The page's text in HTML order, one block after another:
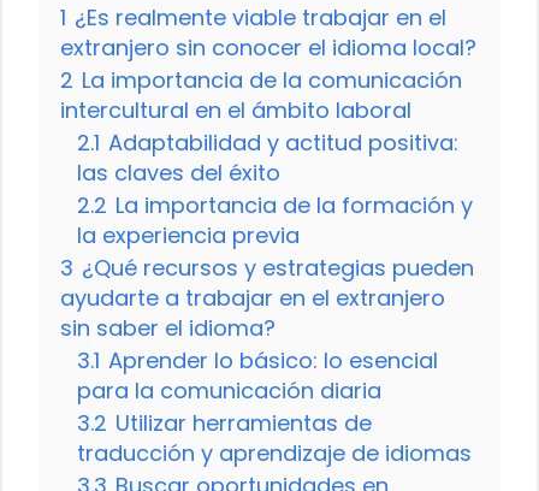
1 ¿Es realmente viable trabajar en el
extranjero sin conocer el idioma local?
2 La importancia de la comunicación
intercultural en el ámbito laboral
2.1 Adaptabilidad y actitud positiva:
las claves del éxito
2.2 La importancia de la formación y
la experiencia previa
3 ¿Qué recursos y estrategias pueden
ayudarte a trabajar en el extranjero
sin saber el idioma?
3.1 Aprender lo básico: lo esencial
para la comunicación diaria
3.2 Utilizar herramientas de
traducción y aprendizaje de idiomas